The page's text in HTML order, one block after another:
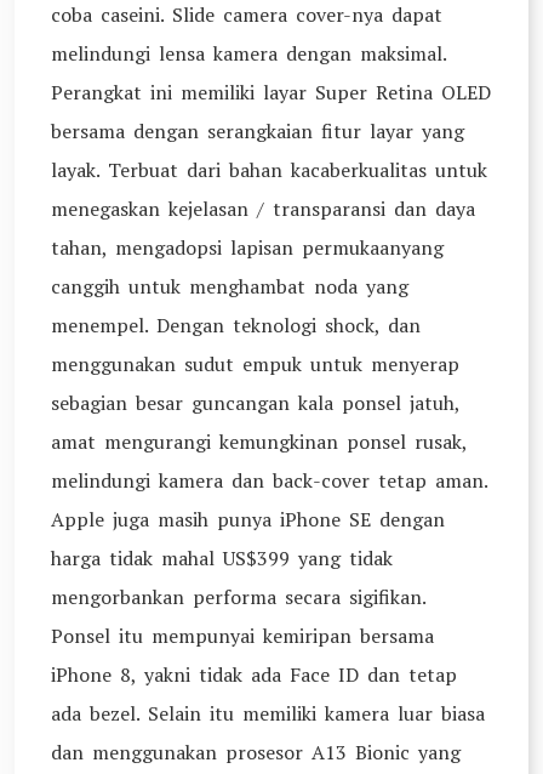
coba caseini. Slide camera cover-nya dapat
melindungi lensa kamera dengan maksimal.
Perangkat ini memiliki layar Super Retina OLED
bersama dengan serangkaian fitur layar yang
layak. Terbuat dari bahan kacaberkualitas untuk
menegaskan kejelasan / transparansi dan daya
tahan, mengadopsi lapisan permukaanyang
canggih untuk menghambat noda yang
menempel. Dengan teknologi shock, dan
menggunakan sudut empuk untuk menyerap
sebagian besar guncangan kala ponsel jatuh,
amat mengurangi kemungkinan ponsel rusak,
melindungi kamera dan back-cover tetap aman.
Apple juga masih punya iPhone SE dengan
harga tidak mahal US$399 yang tidak
mengorbankan performa secara sigifikan.
Ponsel itu mempunyai kemiripan bersama
iPhone 8, yakni tidak ada Face ID dan tetap
ada bezel. Selain itu memiliki kamera luar biasa
dan menggunakan prosesor A13 Bionic yang